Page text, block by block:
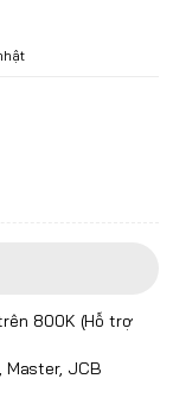
800K (Hỗ trợ
Master, JCB